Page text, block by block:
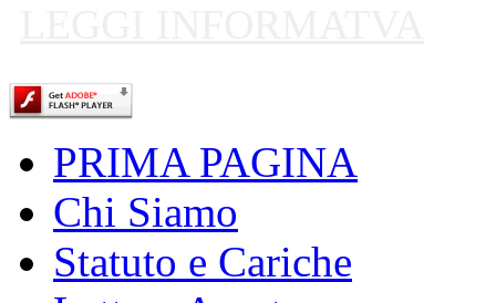
PRIMA PAGINA
Chi Siamo
Statuto e Cariche